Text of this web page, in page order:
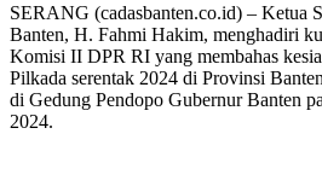
SERANG (cadasbanten.co.id) – Ketua
Banten, H. Fahmi Hakim, menghadiri
Komisi II DPR RI yang membahas
Pilkada serentak 2024 di Provinsi
di Gedung Pendopo Gubernur Banten
2024.